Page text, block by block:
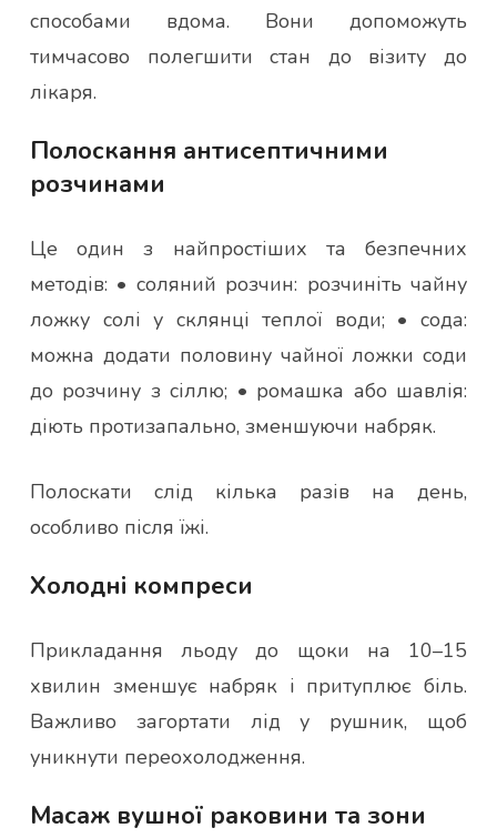
способами вдома. Вони допоможуть
тимчасово полегшити стан до візиту до
лікаря.
Полоскання антисептичними
розчинами
Це один з найпростіших та безпечних
методів: • соляний розчин: розчиніть чайну
ложку солі у склянці теплої води; • сода:
можна додати половину чайної ложки соди
до розчину з сіллю; • ромашка або шавлія:
діють протизапально, зменшуючи набряк.
Полоскати слід кілька разів на день,
особливо після їжі.
Холодні компреси
Прикладання льоду до щоки на 10–15
хвилин зменшує набряк і притуплює біль.
Важливо загортати лід у рушник, щоб
уникнути переохолодження.
Масаж вушної раковини та зони